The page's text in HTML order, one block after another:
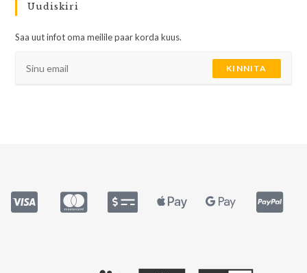
Uudiskiri
Saa uut infot oma meilile paar korda kuus.
KINNITA